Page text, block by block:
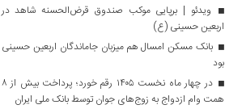
ویدئو | برپایی موکب صندوق قرض‌الحسنه شاهد در
اربعین حسینی (ع)
بانک مسکن امسال هم میزبان جاماندگان اربعین حسینی
بود
در چهار ماه نخست ۱۴۰۵ رقم خورد؛ پرداخت بیش از ۸
همت وام ازدواج به زوج‌های جوان توسط بانک ملی ایران